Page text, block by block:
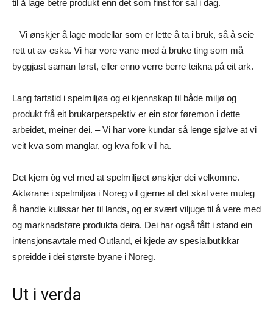
til å lage betre produkt enn det som finst for sal i dag.
­– Vi ønskjer å lage modellar som er lette å ta i bruk, så å seie
rett ut av eska. Vi har vore vane med å bruke ting som må
byggjast saman først, eller enno verre berre teikna på eit ark.
Lang fartstid i spelmiljøa og ei kjennskap til både miljø og
produkt frå eit brukarperspektiv er ein stor føremon i dette
arbeidet, meiner dei. – Vi har vore kundar så lenge sjølve at vi
veit kva som manglar, og kva folk vil ha.
Det kjem òg vel med at spelmiljøet ønskjer dei velkomne.
Aktørane i spelmiljøa i Noreg vil gjerne at det skal vere muleg
å handle kulissar her til lands, og er svært viljuge til å vere med
og marknadsføre produkta deira. Dei har også fått i stand ein
intensjonsavtale med Outland, ei kjede av spesialbutikkar
spreidde i dei største byane i Noreg.
Ut i verda